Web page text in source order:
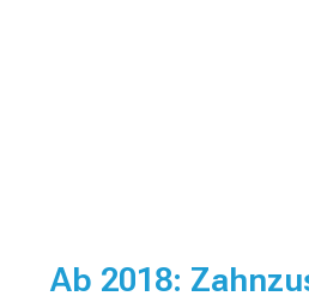
Ab 2018: